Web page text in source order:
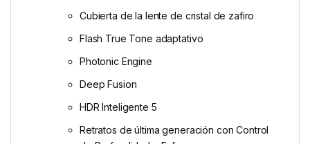
Cubierta de la lente de cristal de zafiro
Flash True Tone adaptativo
Photonic Engine
Deep Fusion
HDR Inteligente 5
Retratos de última generación con Control